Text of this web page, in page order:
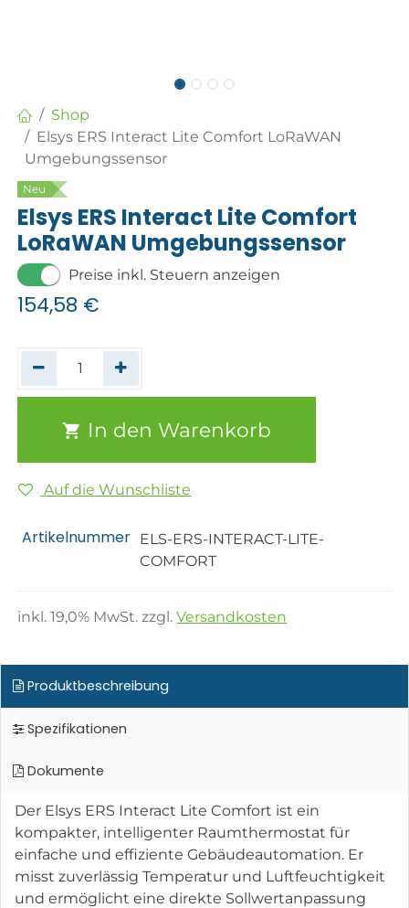
Shop
Elsys ERS Interact Lite Comfort LoRaWAN
Umgebungssensor
Neu
Elsys ERS Interact Lite Comfort
LoRaWAN Umgebungssensor
Preise inkl. Steuern anzeigen
154,58 €
In den Warenkorb
Auf die Wunschliste
Artikelnummer ELS-ERS-INTERACT-LITE-
COMFORT
inkl.19,0% MwSt. zzgl.Versandkosten
Produktbeschreibung
Spezifikationen
Dokumente
Der Elsys ERS Interact Lite Comfort ist ein
kompakter, intelligenter Raumthermostat für
einfache und effiziente Gebäudeautomation. Er
misst zuverlässig Temperatur und Luftfeuchtigkeit
und ermöglicht eine direkte Sollwertanpassung